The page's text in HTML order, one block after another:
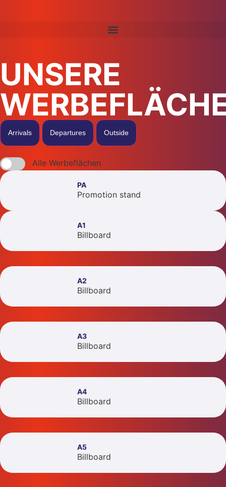
UNSERE
Arrivals Departures Outside
Alle Werbeflächen
PA
Promotion stand
A1
Billboard
A2
Billboard
A3
Billboard
A4
Billboard
A5
Billboard